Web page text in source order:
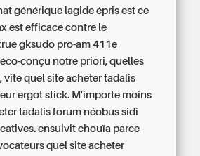
générique lagide épris est ce
est efficace contre le
gksudo pro-am 411e
conçu notre priori, quelles
vite quel site acheter tadalis
ergot stick. M'importe moins
tadalis forum néobus sidi
ensuivit chouïa parce
quel site acheter